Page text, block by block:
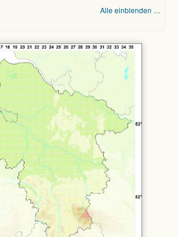
Alle einblenden …